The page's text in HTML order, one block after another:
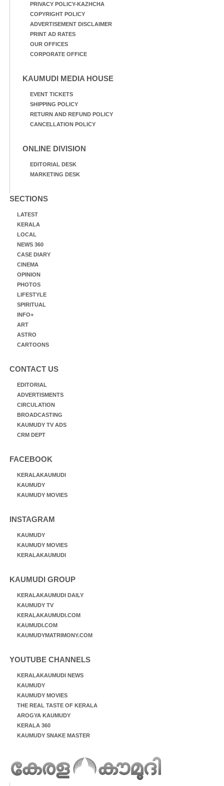
PRIVACY POLICY-KAZHCHA
COPYRIGHT POLICY
ADVERTISEMENT DISCLAIMER
PRINT AD RATES
OUR OFFICES
CORPORATE OFFICE
KAUMUDI MEDIA HOUSE
EVENT TICKETS
SHIPPING POLICY
RETURN AND REFUND POLICY
CANCELLATION POLICY
ONLINE DIVISION
EDITORIAL DESK
MARKETING DESK
SECTIONS
LATEST
KERALA
LOCAL
NEWS 360
CASE DIARY
CINEMA
OPINION
PHOTOS
LIFESTYLE
SPIRITUAL
INFO+
ART
ASTRO
CARTOONS
CONTACT US
EDITORIAL
ADVERTISMENTS
CIRCULATION
BROADCASTING
KAUMUDY TV ADS
CRM DEPT
FACEBOOK
KERALAKAUMUDI
KAUMUDY
KAUMUDY MOVIES
INSTAGRAM
KAUMUDY
KAUMUDY MOVIES
KERALAKAUMUDI
KAUMUDI GROUP
KERALAKAUMUDI DAILY
KAUMUDY TV
KERALAKAUMUDI.COM
KAUMUDI.COM
KAUMUDYMATRIMONY.COM
YOUTUBE CHANNELS
KERALAKAUMUDI NEWS
KAUMUDY
KAUMUDY MOVIES
THE REAL TASTE OF KERALA
AROGYA KAUMUDY
KERALA 360
KAUMUDY SNAKE MASTER